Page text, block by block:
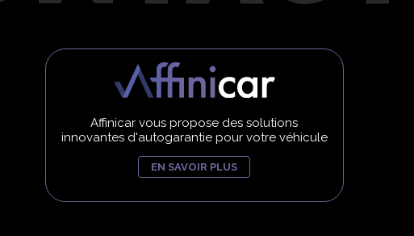
Affinicar vous propose des solutions
innovantes d'autogarantie pour votre véhicule
EN SAVOIR PLUS